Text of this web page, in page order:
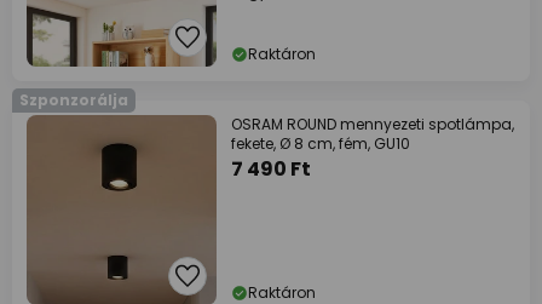
Raktáron
Szponzorálja
OSRAM ROUND mennyezeti spotlámpa,
fekete, Ø 8 cm, fém, GU10
7 490 Ft
Raktáron